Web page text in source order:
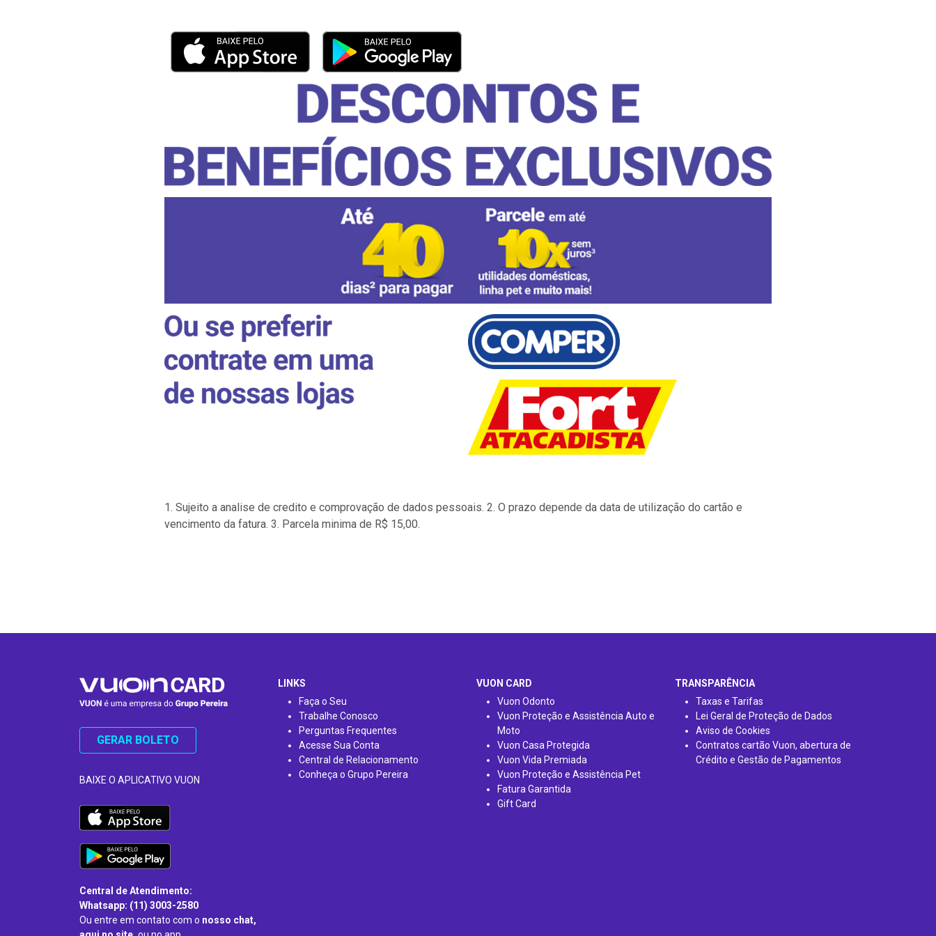
1. Sujeito a analise de credito e comprovação de dados pessoais. 2. O prazo depende da data de utilização do cartão e
vencimento da fatura. 3. Parcela minima de R$ 15,00.
GERAR BOLETO
BAIXE O APLICATIVO VUON
Central de Atendimento:
Whatsapp: (11) 3003-2580
Ou entre em contato com o nosso chat,
LINKS
Faça o Seu
Trabalhe Conosco
Perguntas Frequentes
Acesse Sua Conta
Central de Relacionamento
Conheça o Grupo Pereira
VUON CARD
Vuon Odonto
Vuon Proteção e Assistência Auto e
Moto
Vuon Casa Protegida
Vuon Vida Premiada
Vuon Proteção e Assistência Pet
Fatura Garantida
Gift Card
TRANSPARÊNCIA
Taxas e Tarifas
Lei Geral de Proteção de Dados
Aviso de Cookies
Contratos cartão Vuon, abertura de
Crédito e Gestão de Pagamentos